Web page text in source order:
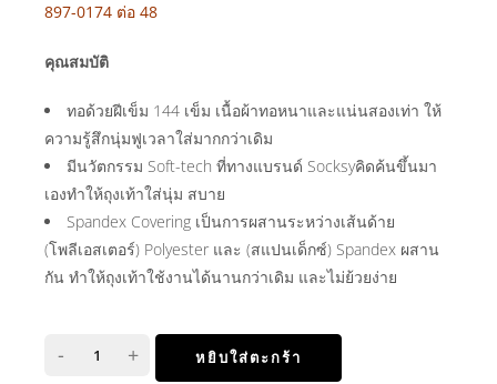
897-0174 ต่อ 48
คุณสมบัติ
ทอด้วยฝีเข็ม 144 เข็ม เนื้อผ้าทอหนาและแน่นสองเท่า ให้
ความรู้สึกนุ่มฟูเวลาใส่มากกว่าเดิม
มีนวัตกรรม Soft-tech ที่ทางแบรนด์ Socksyคิดค้นขึ้นมา
เองทำให้ถุงเท้าใส่นุ่ม สบาย
Spandex Covering เป็นการผสานระหว่างเส้นด้าย
(โพลีเอสเตอร์) Polyester และ (สแปนเด็กซ์) Spandex ผสาน
กัน ทำให้ถุงเท้าใช้งานได้นานกว่าเดิม และไม่ย้วยง่าย
+
- หยิบใส่ตะกร้า